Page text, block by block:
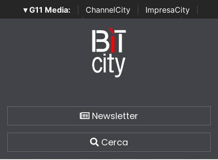
▾ G11 Media: ChannelCity ImpresaCity
SecurityOpenLab | Italian Channel Awards | Italian
Italian Security Awards
Newsletter
Cerca